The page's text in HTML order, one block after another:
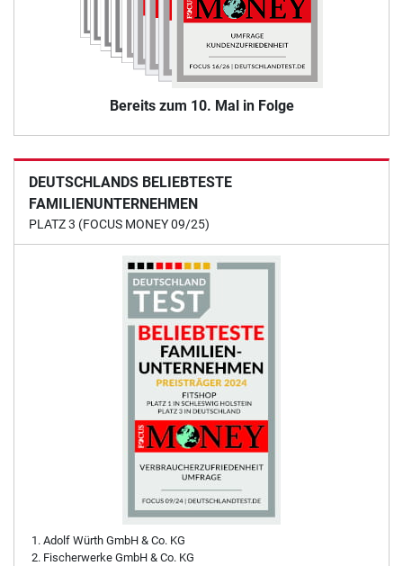
Bereits zum 10. Mal in Folge
DEUTSCHLANDS BELIEBTESTE
FAMILIENUNTERNEHMEN
PLATZ 3 (FOCUS MONEY 09/25)
Adolf Würth GmbH & Co. KG
Fischerwerke GmbH & Co. KG